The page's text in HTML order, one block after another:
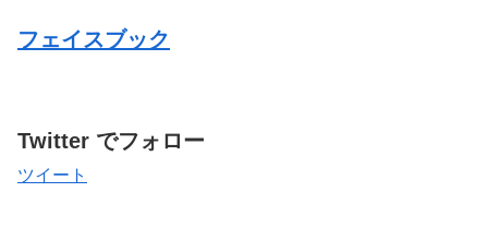
フェイスブック
Twitter でフォロー
ツイート